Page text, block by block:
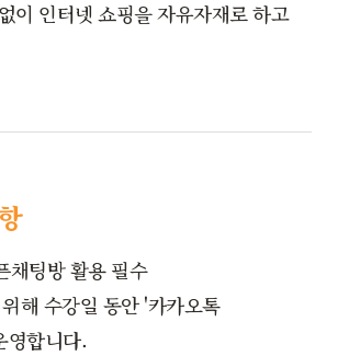
이 인터넷 쇼핑을 자유자재로 하고
팅방 활용 필수
해 수강일 동안 '카카오톡
영합니다.